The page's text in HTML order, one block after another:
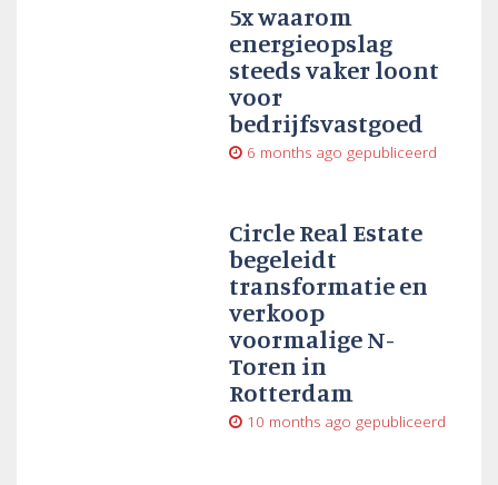
5x waarom
energieopslag
steeds vaker loont
voor
bedrijfsvastgoed
6 months ago gepubliceerd
Circle Real Estate
begeleidt
transformatie en
verkoop
voormalige N-
Toren in
Rotterdam
10 months ago gepubliceerd